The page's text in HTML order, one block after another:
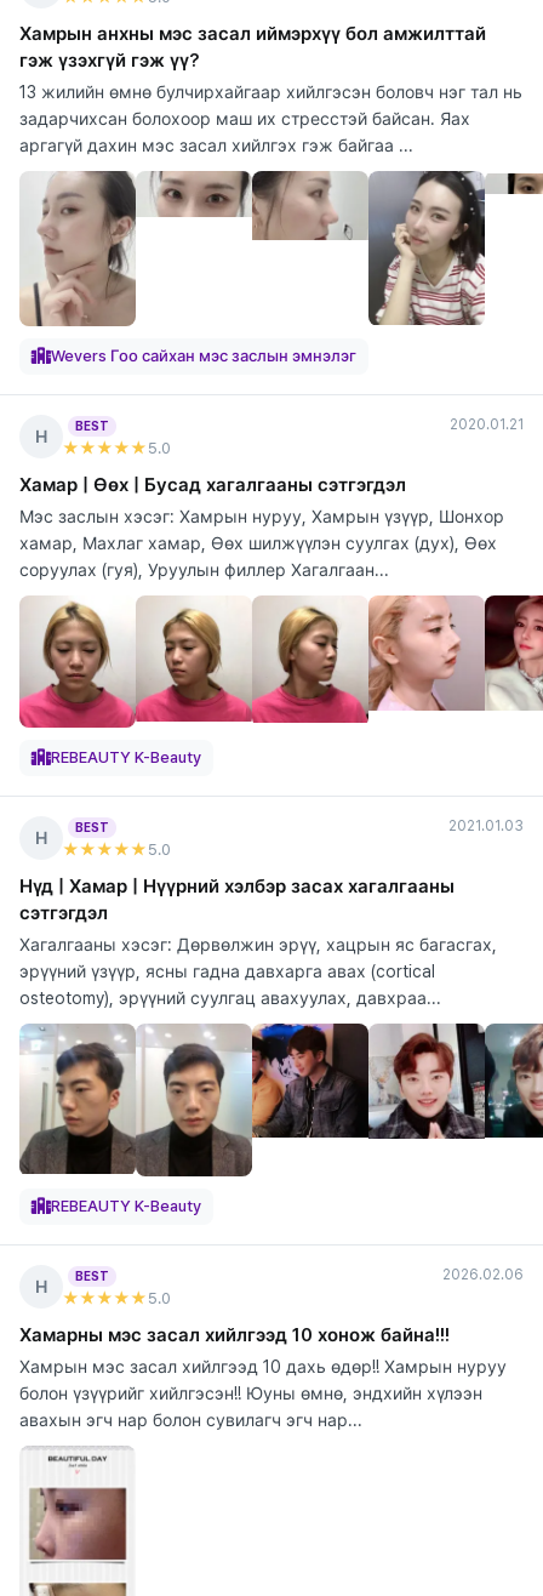
Хамрын анхны мэс засал иймэрхүү бол амжилттай
гэж үзэхгүй гэж үү?
13 жилийн өмнө булчирхайгаар хийлгэсэн боловч нэг тал нь
задарчихсан болохоор маш их стресстэй байсан. Яах
аргагүй дахин мэс засал хийлгэх гэж байгаа ...
Wevers Гоо сайхан мэс заслын эмнэлэг
Н
BEST
★★★★★ 5.0
2020.01.21
Хамар | Өөх | Бусад хагалгааны сэтгэгдэл
Мэс заслын хэсэг: Хамрын нуруу, Хамрын үзүүр, Шонхор
хамар, Махлаг хамар, Өөх шилжүүлэн суулгах (дух), Өөх
соруулах (гуя), Уруулын филлер Хагалгаан...
REBEAUTY K-Beauty
Н
BEST
★★★★★ 5.0
2021.01.03
Нүд | Хамар | Нүүрний хэлбэр засах хагалгааны
сэтгэгдэл
Хагалгааны хэсэг: Дөрвөлжин эрүү, хацрын яс багасгах,
эрүүний үзүүр, ясны гадна давхарга авах (cortical
osteotomy), эрүүний суулгац авахуулах, давхраа...
REBEAUTY K-Beauty
Н
BEST
★★★★★ 5.0
2026.02.06
Хамарны мэс засал хийлгээд 10 хонож байна!!!
Хамрын мэс засал хийлгээд 10 дахь өдөр!! Хамрын нуруу
болон үзүүрийг хийлгэсэн!! Юуны өмнө, эндхийн хүлээн
авахын эгч нар болон сувилагч эгч нар...